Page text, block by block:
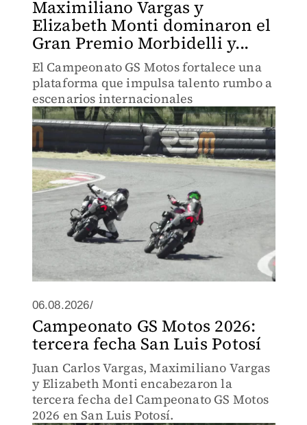
Maximiliano Vargas y
Elizabeth Monti dominaron el
Gran Premio Morbidelli y...
El Campeonato GS Motos fortalece una
plataforma que impulsa talento rumbo a
escenarios internacionales
06.08.2026/
Campeonato GS Motos 2026:
tercera fecha San Luis Potosí
Juan Carlos Vargas, Maximiliano Vargas
y Elizabeth Monti encabezaron la
tercera fecha del Campeonato GS Motos
2026 en San Luis Potosí.